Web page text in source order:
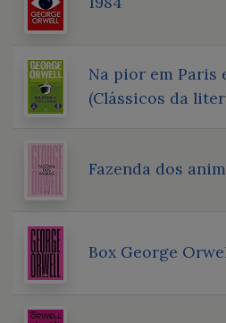
Na pior em Paris
(Clássicos da
Fazenda dos
Box George